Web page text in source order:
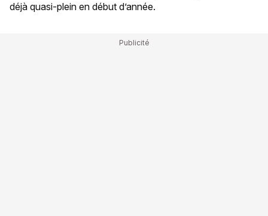
déjà quasi-plein en début d’année.